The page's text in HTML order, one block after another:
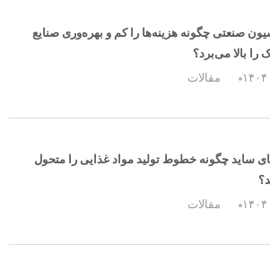
صنعتی چگونه هزینه‌ها را کم و بهره‌وری صنایع
را بالا می‌برد؟
مقالات
ساید چگونه خطوط تولید مواد غذایی را متحول
مقالات